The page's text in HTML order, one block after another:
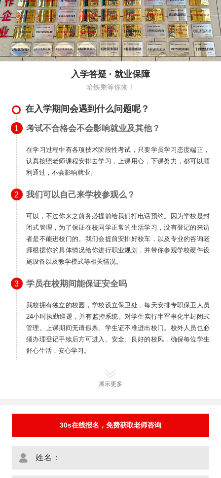
入学答疑 · 就业保障
哈铁乘等你来！
在入学期间会遇到什么问题呢？
考试不合格会不会影响就业及其他？
1
在学习过程中有各项技术阶段性考试，只要学员学习态度端正，
认真按照老师课程安排去学习，上课用心，下课努力，都可以顺
利通过，不会影响就业。
我们可以自己来学校参观么？
2
可以，不过你来之前务必提前给我们打电话预约。因为学校是封
闭式管理，为了保证在校同学正常的生活学习，没有登记的来访
者是不能进校门的。我们会提前安排好校车，以及专业的咨询老
师根据你的具体情况给你进行职业规划，并带你参观学校硬件设
施设备以及教学模式等相关情况。
学员在校期间能保证安全吗
3
我校拥有独立的校园，学校设立保卫处，每天安排专职保卫人员
24小时执勤巡逻，并有监控系统。对学生实行半军事化半封闭式
管理。上课期间无请假条、学生证不准进出校门。校外人员也必
须办理登记手续后方可进入。安全、良好的校风，确保每位学生
舒心生活，安心学习。
展示更多
30s在线报名，免费获取老师咨询
姓名：